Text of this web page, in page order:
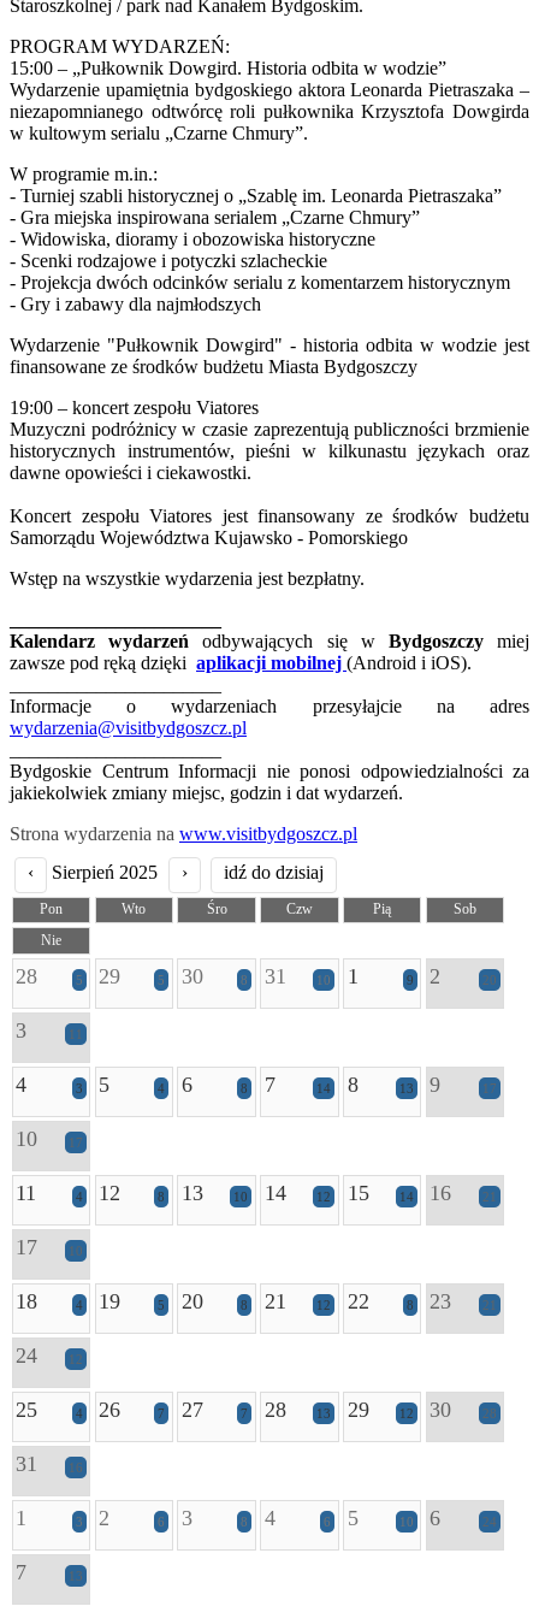
Staroszkolnej / park nad Kanałem Bydgoskim.
PROGRAM WYDARZEŃ:
15:00 – „Pułkownik Dowgird. Historia odbita w wodzie”
Wydarzenie upamiętnia bydgoskiego aktora Leonarda Pietraszaka –
niezapomnianego odtwórcę roli pułkownika Krzysztofa Dowgirda
w kultowym serialu „Czarne Chmury”.
W programie m.in.:
- Turniej szabli historycznej o „Szablę im. Leonarda Pietraszaka”
- Gra miejska inspirowana serialem „Czarne Chmury”
- Widowiska, dioramy i obozowiska historyczne
- Scenki rodzajowe i potyczki szlacheckie
- Projekcja dwóch odcinków serialu z komentarzem historycznym
- Gry i zabawy dla najmłodszych
Wydarzenie "Pułkownik Dowgird" - historia odbita w wodzie jest
finansowane ze środków budżetu Miasta Bydgoszczy
19:00 – koncert zespołu Viatores
Muzyczni podróżnicy w czasie zaprezentują publiczności brzmienie
historycznych instrumentów, pieśni w kilkunastu językach oraz
dawne opowieści i ciekawostki.
Koncert zespołu Viatores jest finansowany ze środków budżetu
Samorządu Województwa Kujawsko - Pomorskiego
Wstęp na wszystkie wydarzenia jest bezpłatny.
Kalendarz wydarzeńodbywających się w Bydgoszczymiej
zawsze pod ręką dzięki aplikacji mobilnej (Android i iOS).
Informacje o wydarzeniach przesyłajcie na adres
wydarzenia@visitbydgoszcz.pl
Bydgoskie Centrum Informacji nie ponosi odpowiedzialności za
jakiekolwiek zmiany miejsc, godzin i dat wydarzeń.
Strona wydarzenia na www.visitbydgoszcz.pl
‹
Sierpień 2025 › idź do dzisiaj
Pon Wto Śro Czw Pią
Sob
Nie
28 5 29 5 30 8 31 10 1 9 2 20
3 11
4 3 5 4 6 8 7 14 8 13 9 17
10 17
11 4 12 8 13 10 14 12 15 14 16 21
17 10
18 4 19 5 20 8 21 12 22 8 23 21
24 12
25 4 26 7 27 7 28 13 29 12 30 28
31 16
1 3 2 6 3 8 4 6 5 10 6 24
7 13